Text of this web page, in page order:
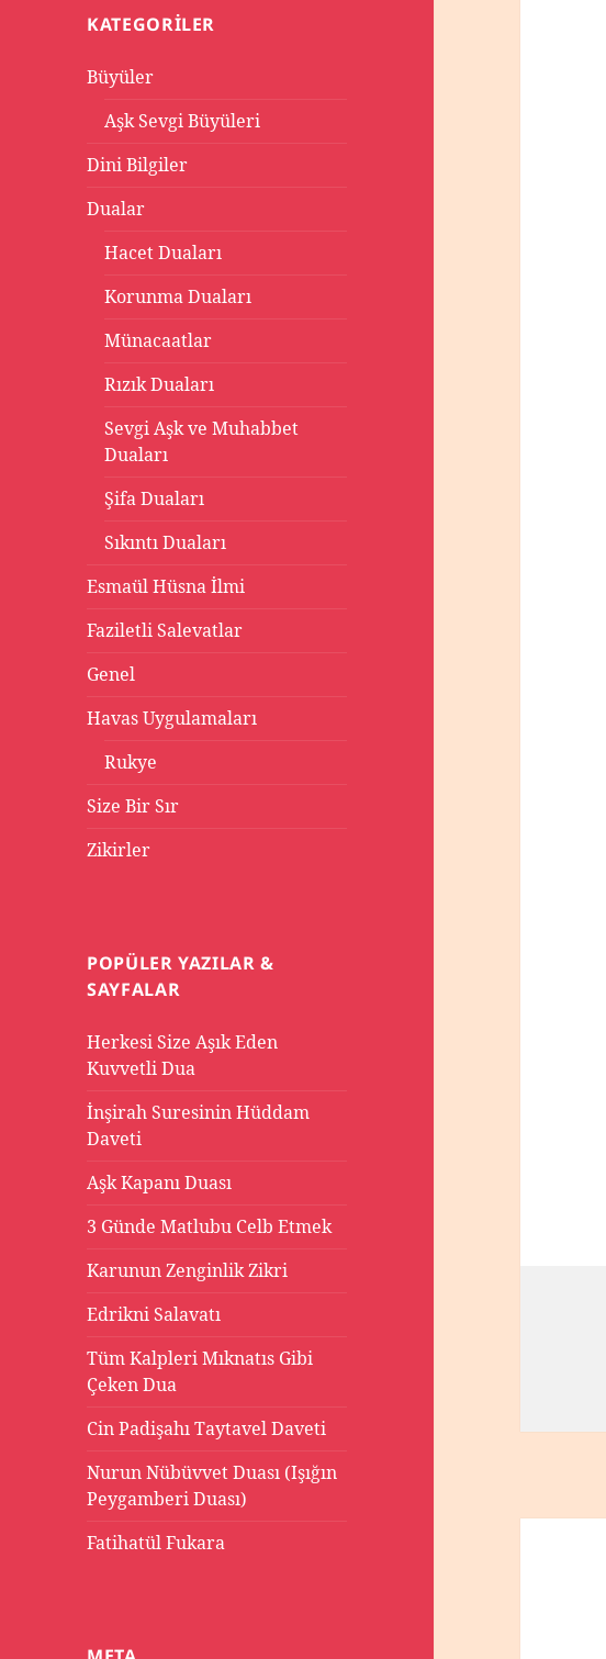
KATEGORILER
Büyüler
Aşk Sevgi Büyüleri
Dini Bilgiler
Dualar
Hacet Duaları
Korunma Duaları
Münacaatlar
Rızık Duaları
Sevgi Aşk ve Muhabbet
Duaları
Şifa Duaları
Sıkıntı Duaları
Esmaül Hüsna İlmi
Faziletli Salevatlar
Genel
Havas Uygulamaları
Rukye
Size Bir Sır
Zikirler
POPÜLER YAZILAR &
SAYFALAR
Herkesi Size Aşık Eden
Kuvvetli Dua
İnşirah Suresinin Hüddam
Daveti
Aşk Kapanı Duası
3 Günde Matlubu Celb Etmek
Karunun Zenginlik Zikri
Edrikni Salavatı
Tüm Kalpleri Mıknatıs Gibi
Çeken Dua
Cin Padişahı Taytavel Daveti
Nurun Nübüvvet Duası (Işığın
Peygamberi Duası)
Fatihatül Fukara